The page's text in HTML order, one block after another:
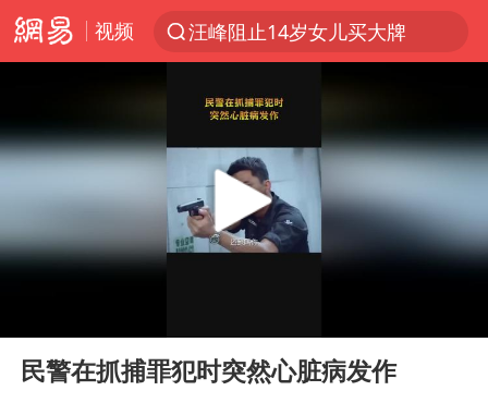
视频
汪峰阻止14岁女儿买大牌
女子开一天一夜空调后二氧化碳中毒
佛山通报笔试前13被淘汰后5名进体检
Play
民警在抓捕罪犯时突然心脏病发作